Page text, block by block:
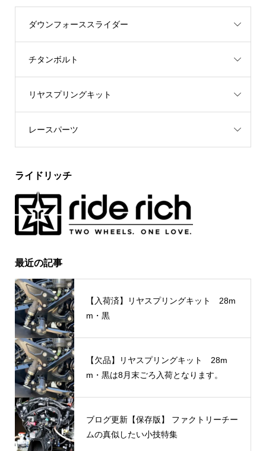
ダウンフォーススライダー
チタンボルト
リヤスプリングキット
レースパーツ
ライドリッチ
最近の記事
【入荷済】リヤスプリングキット 28m
m・黒
【欠品】リヤスプリングキット 28m
m・黒は8月末ごろ入荷となります。
ブログ更新【保存版】 ファクトリーチー
ムの真似したい小技特集